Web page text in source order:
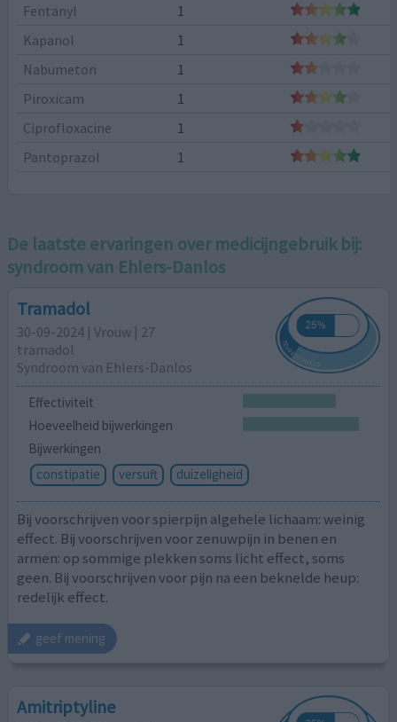
Fentanyl
1
Kapanol
1
Nabumeton
1
Piroxicam
1
Ciprofloxacine
1
Pantoprazol
1
De laatste ervaringen over medicijngebruik bij:
syndroom van Ehlers-Danlos
Tramadol
30-09-2024 | Vrouw | 27
tramadol
Syndroom van Ehlers-Danlos
Effectiviteit
Hoeveelheid bijwerkingen
Bijwerkingen
constipatie
versuft duizeligheid
Bij voorschrijven voor spierpijn algehele lichaam: weinig
effect. Bij voorschrijven voor zenuwpijn in benen en
armen: op sommige plekken soms licht effect, soms
geen. Bij voorschrijven voor pijn na een beknelde heup:
redelijk effect.
geef mening
Amitriptyline